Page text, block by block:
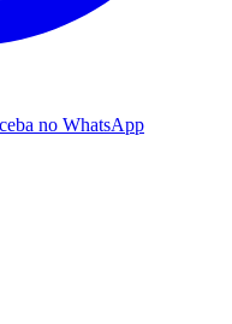
no WhatsApp